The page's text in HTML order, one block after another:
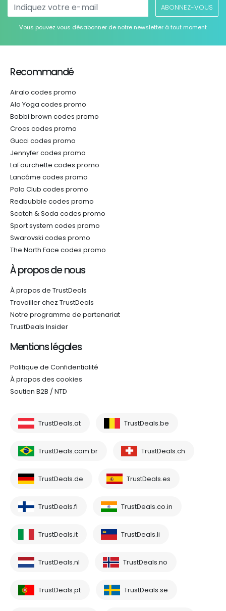
ABONNEZ-VOUS
Vous pouvez vous désabonner de notre newsletter à tout moment
Recommandé
Airalo codes promo
Alo Yoga codes promo
Bobbi brown codes promo
Crocs codes promo
Gucci codes promo
Jennyfer codes promo
LaFourchette codes promo
Lancôme codes promo
Polo Club codes promo
Redbubble codes promo
Scotch & Soda codes promo
Sport system codes promo
Swarovski codes promo
The North Face codes promo
À propos de nous
À propos de TrustDeals
Travailler chez TrustDeals
Notre programme de partenariat
TrustDeals Insider
Mentions légales
Politique de Confidentialité
À propos des cookies
Soutien B2B / NTD
TrustDeals.at TrustDeals.be
TrustDeals.com.br TrustDeals.ch
TrustDeals.de TrustDeals.es
TrustDeals.fi TrustDeals.co.in
TrustDeals.it TrustDeals.li
TrustDeals.nl TrustDeals.no
TrustDeals.pt TrustDeals.se